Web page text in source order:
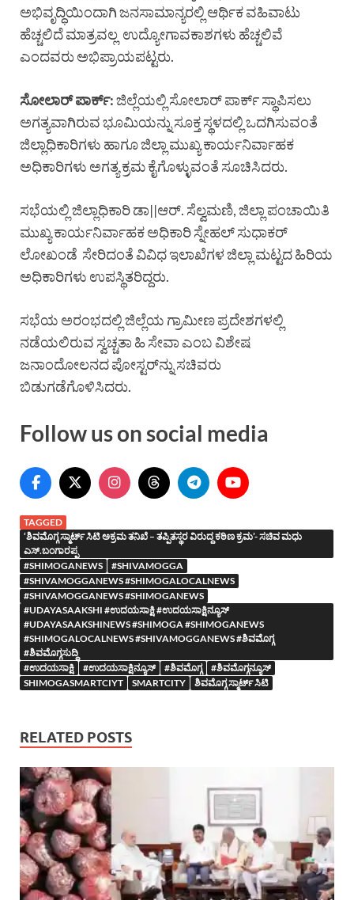
ಅಭಿವೃದ್ಧಿಯಿಂದಾಗಿ ಜನಸಾಮಾನ್ಯರಲ್ಲಿ ಆರ್ಥಿಕ ವಹಿವಾಟು
ಹೆಚ್ಚಲಿದೆ ಮಾತ್ರವಲ್ಲ ಉದ್ಯೋಗಾವಕಾಶಗಳು ಹೆಚ್ಚಲಿವೆ
ಎಂದವರು ಅಭಿಪ್ರಾಯಪಟ್ಟರು.
ಸೋಲಾರ್ ಪಾರ್ಕ್:ಜಿಲ್ಲೆಯಲ್ಲಿ ಸೋಲಾರ್ ಪಾರ್ಕ್ ಸ್ಥಾಪಿಸಲು
ಅಗತ್ಯವಾಗಿರುವ ಭೂಮಿಯನ್ನು ಸೂಕ್ತ ಸ್ಥಳದಲ್ಲಿ ಒದಗಿಸುವಂತೆ
ಜಿಲ್ಲಾಧಿಕಾರಿಗಳು ಹಾಗೂ ಜಿಲ್ಲಾ ಮುಖ್ಯ ಕಾರ್ಯನಿರ್ವಾಹಕ
ಅಧಿಕಾರಿಗಳು ಅಗತ್ಯ ಕ್ರಮ ಕೈಗೊಳ್ಳುವಂತೆ ಸೂಚಿಸಿದರು.
ಸಭೆಯಲ್ಲಿ ಜಿಲ್ಲಾಧಿಕಾರಿ ಡಾ||ಆರ್. ಸೆಲ್ವಮಣಿ, ಜಿಲ್ಲಾ ಪಂಚಾಯಿತಿ
ಮುಖ್ಯ ಕಾರ್ಯನಿರ್ವಾಹಕ ಅಧಿಕಾರಿ ಸ್ನೇಹಲ್ ಸುಧಾಕರ್
ಲೋಖಂಡೆ ಸೇರಿದಂತೆ ವಿವಿಧ ಇಲಾಖೆಗಳ ಜಿಲ್ಲಾ ಮಟ್ಟದ ಹಿರಿಯ
ಅಧಿಕಾರಿಗಳು ಉಪಸ್ಥಿತರಿದ್ದರು.
ಸಭೆಯ ಅರಂಭದಲ್ಲಿ ಜಿಲ್ಲೆಯ ಗ್ರಾಮೀಣ ಪ್ರದೇಶಗಳಲ್ಲಿ
ನಡೆಯಲಿರುವ ಸ್ವಚ್ಚತಾ ಹಿ ಸೇವಾ ಎಂಬ ವಿಶೇಷ
ಜನಾಂದೋಲನದ ಪೋಸ್ಟರ್‌ನ್ನು ಸಚಿವರು
ಬಿಡುಗಡೆಗೊಳಿಸಿದರು.
Follow us on social media
TAGGED
‘ಶಿವಮೊಗ್ಗ ಸ್ಮಾರ್ಟ್ ಸಿಟಿ ಅಕ್ರಮ ತನಿಖೆ – ತಪ್ಪಿತಸ್ಥರ ವಿರುದ್ದ ಕಠಿಣ ಕ್ರಮ’- ಸಚಿವ ಮಧು
ಎಸ್.ಬಂಗಾರಪ್ಪ
#SHIMOGANEWS
#SHIVAMOGGA
#SHIVAMOGGANEWS #SHIMOGALOCALNEWS
#SHIVAMOGGANEWS #SHIMOGANEWS
#UDAYASAAKSHI #ಉದಯಸಾಕ್ಷಿ #ಉದಯಸಾಕ್ಷಿನ್ಯೂಸ್
#UDAYASAAKSHINEWS #SHIMOGA #SHIMOGANEWS
#SHIMOGALOCALNEWS #SHIVAMOGGANEWS #ಶಿವಮೊಗ್ಗ
#ಶಿವಮೊಗ್ಗಸುದ್ದಿ
#ಉದಯಸಾಕ್ಷಿ
#ಉದಯಸಾಕ್ಷಿನ್ಯೂಸ್ #ಶಿವಮೊಗ್ಗ
#ಶಿವಮೊಗ್ಗನ್ಯೂಸ್
SHIMOGASMARTCIYT
SMARTCITY ಶಿವಮೊಗ್ಗ ಸ್ಮಾರ್ಟ್ ಸಿಟಿ
RELATED POSTS